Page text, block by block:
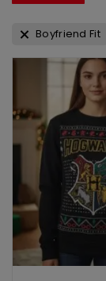
Boyfriend Fit